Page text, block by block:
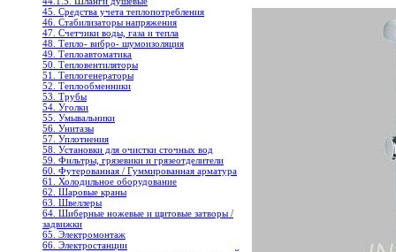
45. Средства учета теплопотребления
46. Стабилизаторы напряжения
47. Счетчики воды, газа и тепла
48. Тепло- вибро- шумоизоляция
49. Теплоавтоматика
50. Тепловентиляторы
51. Теплогенераторы
52. Теплообменники
53. Трубы
54. Уголки
55. Умывальники
56. Унитазы
57. Уплотнения
58. Установки для очистки сточных вод
59. Фильтры, грязевики и грязеотделители
60. Футерованная / Гуммированная арматура
61. Холодильное oборудование
62. Шаровые краны
63. Швеллеры
64. Шиберные ножевые и щитовые затворы /
задвижки
65. Электромонтаж
66. Электростанции